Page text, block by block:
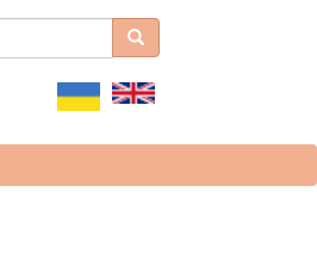
Search